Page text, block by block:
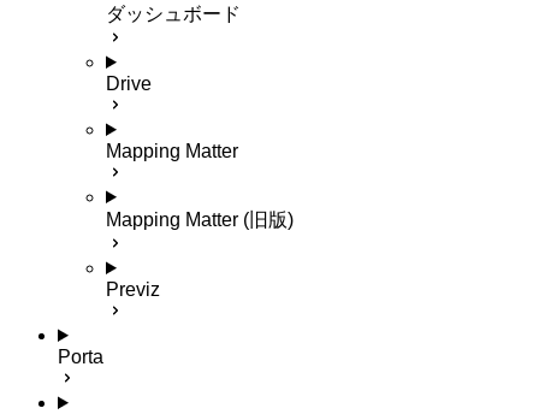
ダッシュボード
Drive
Mapping Matter
Mapping Matter (旧版)
Previz
Porta